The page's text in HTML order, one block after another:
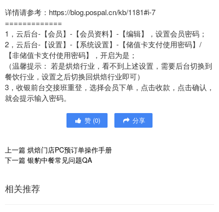
详情请参考：https://blog.pospal.cn/kb/1181#i-7
=============
1，云后台-【会员】-【会员资料】-【编辑】，设置会员密码；
2，云后台-【设置】-【系统设置】-【储值卡支付使用密码】/
【非储值卡支付使用密码】，开启为是；
（温馨提示： 若是烘焙行业，看不到上述设置，需要后台切换到
餐饮行业，设置之后切换回烘焙行业即可）
3，收银前台交接班重登，选择会员下单，点击收款，点击确认，
就会提示输入密码。
赞 (0) 分享
上一篇 烘焙门店PC预订单操作手册
下一篇 银豹中餐常见问题QA
相关推荐